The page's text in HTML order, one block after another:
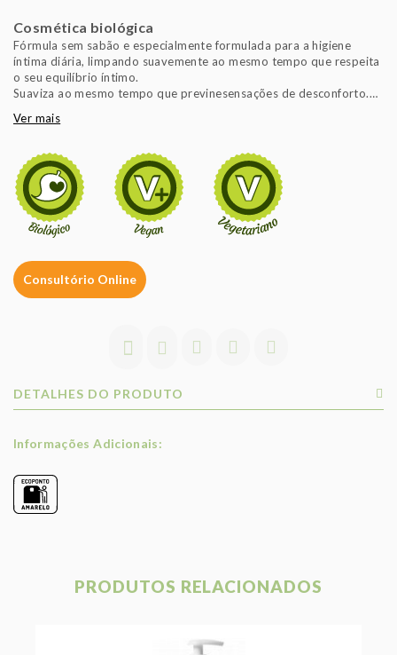
Cosmética biológica
Fórmula sem sabão e especialmente formulada para a higiene
íntima diária, limpando suavemente ao mesmo tempo que respeita
o seu equilíbrio íntimo.
Suaviza ao mesmo tempo que previnesensações de desconforto.
Respeita o pH da área intima
Ver mais
Consultório Online
DETALHES DO PRODUTO
Informações Adicionais:
PRODUTOS RELACIONADOS